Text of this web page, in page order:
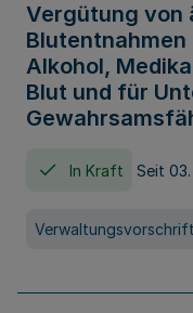
Vergütung von
Alkohol,
Blut und für
In Kraft Seit
Verwaltungsvorschrift